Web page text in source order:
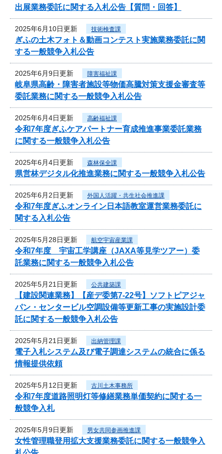
出展業務委託に関する入札公告【質問・回答】
2025年6月10日更新 技術検査課
ぎふの土木フォト＆動画コンテスト実施業務委託に関
する一般競争入札公告
2025年6月9日更新 障害福祉課
岐阜県高齢・障害者施設等物価高騰対策支援金審査等
委託業務に関する一般競争入札公告
2025年6月4日更新 高齢福祉課
令和7年度ぎふケアパートナー育成推進事業委託業務
に関する一般競争入札公告
2025年6月4日更新 森林保全課
県営林デジタル化推進業務に関する一般競争入札公告
2025年6月2日更新 外国人活躍・共生社会推進課
令和7年度ぎふオンライン日本語教室運営業務委託に
関する入札公告
2025年5月28日更新 航空宇宙産業課
令和7年度 宇宙工学講座（JAXA等見学ツアー）委
託業務に関する一般競争入札公告
2025年5月21日更新 公共建築課
【建設関連業務】【産デ委第7-22号】ソフトピアジャ
パン・センタービル空調設備等更新工事の実施設計委
託に関する一般競争入札公告
2025年5月21日更新 出納管理課
電子入札システム及び電子調達システムの統合に係る
情報提供依頼
2025年5月12日更新 古川土木事務所
令和7年度道路照明灯等修繕業務単価契約に関する一
般競争入札
2025年5月9日更新 男女共同参画推進課
女性管理職登用拡大支援業務委託に関する一般競争入